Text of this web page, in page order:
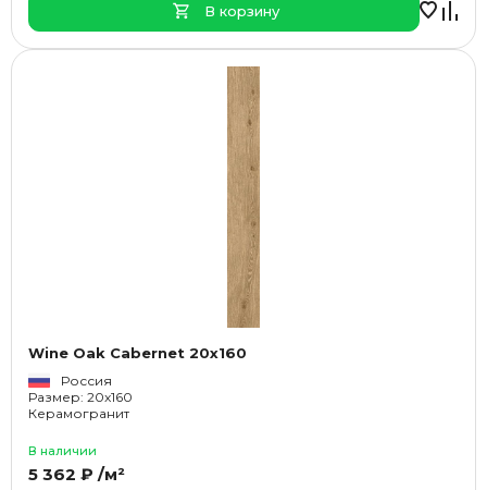
В корзину
Wine Oak Cabernet 20x160
Россия
Размер: 20x160
Керамогранит
В наличии
5 362 ₽ /м²